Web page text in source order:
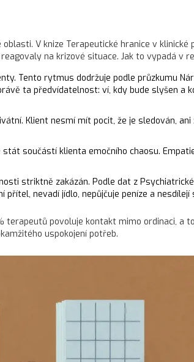
V knize Terapeutické hranice v klinické
na krizové situace. Jak to vypadá v
Tento rytmus dodržuje podle průzkumu
ta předvídatelnost: ví, kdy bude slyšen a
Klient nesmí mít pocit, že je sledován, ani
součástí klienta emočního chaosu.
striktně zakázán. Podle dat z Psychiatrické
nevadí jídlo, nepůjčuje peníze a nesdílejí
terapeutů povoluje kontakt mimo ordinaci, a to
uspokojení potřeb.